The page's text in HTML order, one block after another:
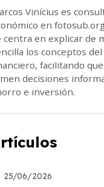
Vinícius es
en
centra en explicar de
los conceptos
facilitando
decisiones
e inversión.
25/06/2026